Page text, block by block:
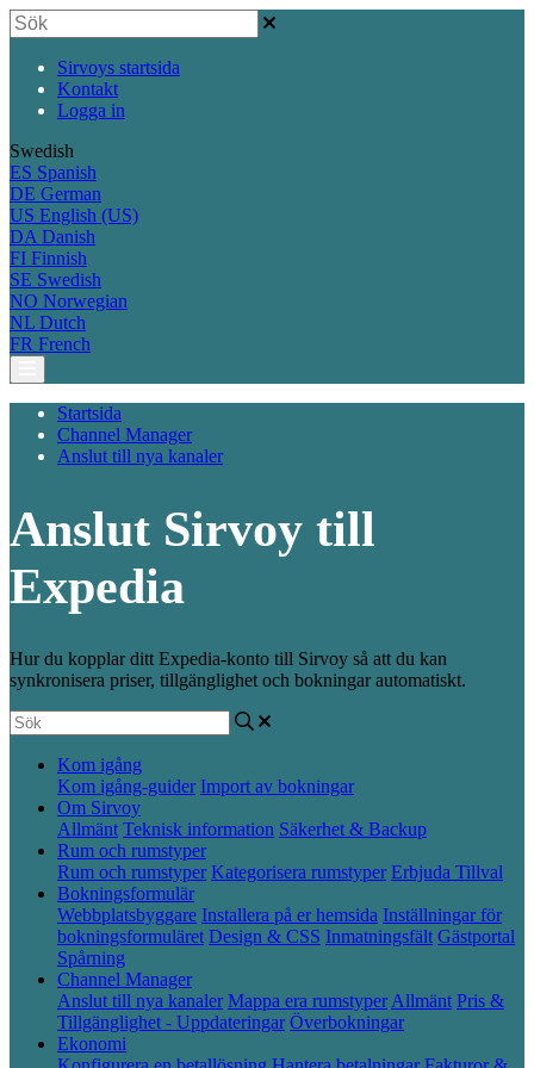
Sirvoys startsida
Kontakt
Logga in
Swedish
ES Spanish
DE German
US English (US)
DA Danish
FI Finnish
SE Swedish
NO Norwegian
NL Dutch
FR French
Startsida
Channel Manager
Anslut till nya kanaler
Anslut Sirvoy till
Expedia
Hur du kopplar ditt Expedia-konto till Sirvoy så att du kan
synkronisera priser, tillgänglighet och bokningar automatiskt.
Kom igång
Kom igång-guider Import av bokningar
Om Sirvoy
Allmänt Teknisk information Säkerhet & Backup
Rum och rumstyper
Rum och rumstyper Kategorisera rumstyper Erbjuda Tillval
Bokningsformulär
Webbplatsbyggare Installera på er hemsida Inställningar för
bokningsformuläret Design & CSS Inmatningsfält Gästportal
Spårning
Channel Manager
Anslut till nya kanaler Mappa era rumstyper Allmänt Pris &
Tillgänglighet - Uppdateringar Överbokningar
Ekonomi